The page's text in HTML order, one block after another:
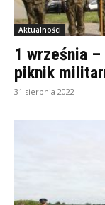
Aktualności
1 września
piknik
31 sierpnia 2022